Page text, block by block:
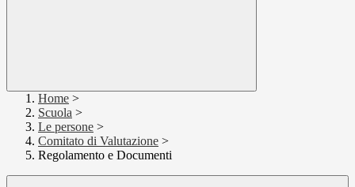
Home >
Scuola >
Le persone >
Comitato di Valutazione >
Regolamento e Documenti